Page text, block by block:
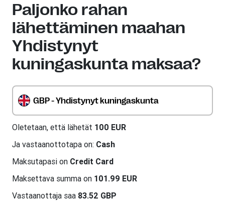
Paljonko rahan
lähettäminen maahan
Yhdistynyt
kuningaskunta maksaa?
GBP - Yhdistynyt kuningaskunta
Oletetaan, että lähetät 100 EUR
Ja vastaanottotapa on: Cash
Maksutapasi on Credit Card
Maksettava summa on 101.99 EUR
Vastaanottaja saa 83.52 GBP